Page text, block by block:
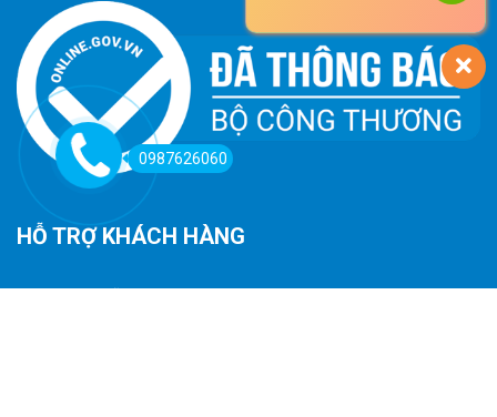
HỖ TRỢ KHÁCH HÀNG
0987626060